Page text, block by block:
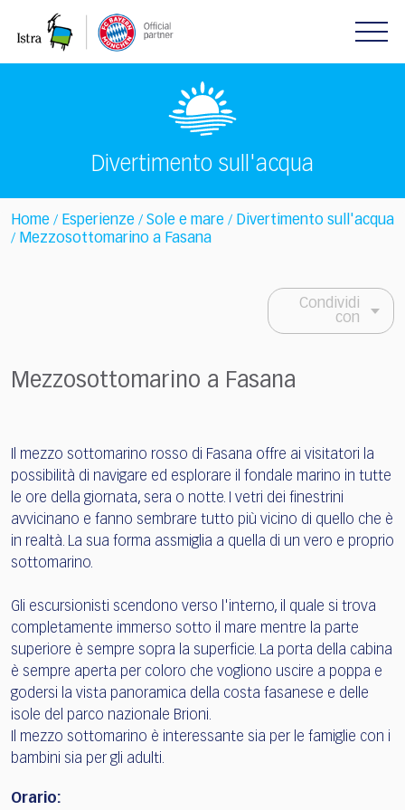
note:
Divertimento sull'acqua
Home / Esperienze / Sole e mare / Divertimento sull'acqua
/ Mezzosottomarino a Fasana
Condividi
con
Mezzosottomarino a Fasana
Il mezzo sottomarino rosso di Fasana offre ai visitatori la
possibilità di navigare ed esplorare il fondale marino in tutte
le ore della giornata, sera o notte. I vetri dei finestrini
avvicinano e fanno sembrare tutto più vicino di quello che è
in realtà. La sua forma assmiglia a quella di un vero e proprio
sottomarino.
Gli escursionisti scendono verso l'interno, il quale si trova
completamente immerso sotto il mare mentre la parte
superiore è sempre sopra la superficie. La porta della cabina
è sempre aperta per coloro che vogliono uscire a poppa e
godersi la vista panoramica della costa fasanese e delle
isole del parco nazionale Brioni.
Il mezzo sottomarino è interessante sia per le famiglie con i
bambini sia per gli adulti.
Orario: